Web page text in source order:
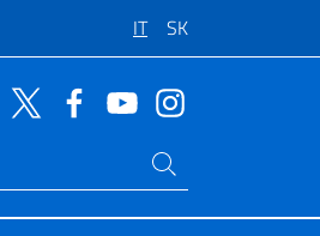
IT SK
live